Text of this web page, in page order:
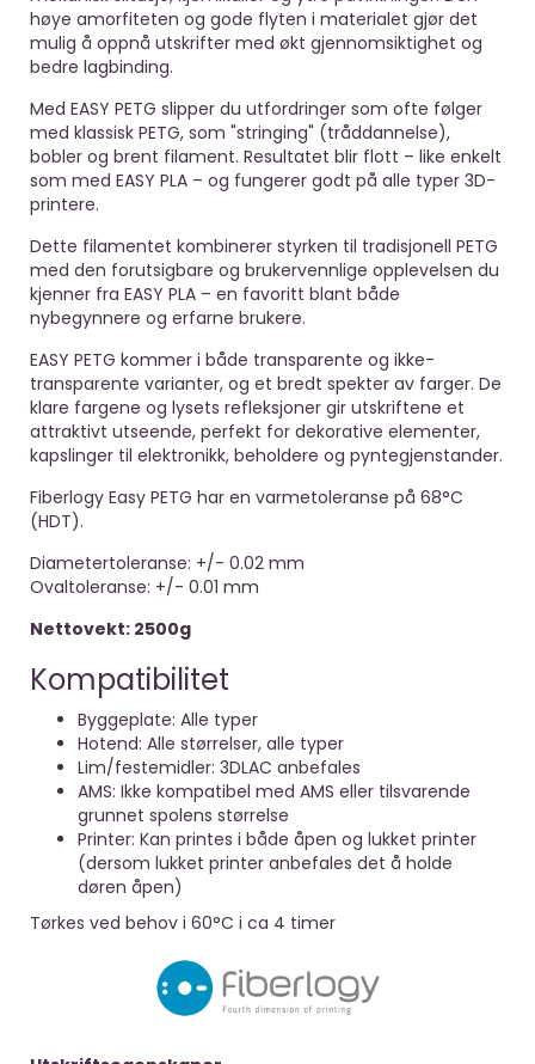
høye amorfiteten og gode flyten i materialet gjør det
mulig å oppnå utskrifter med økt gjennomsiktighet og
bedre lagbinding.
Med EASY PETG slipper du utfordringer som ofte følger
med klassisk PETG, som "stringing" (tråddannelse),
bobler og brent filament. Resultatet blir flott – like enkelt
som med EASY PLA – og fungerer godt på alle typer 3D-
printere.
Dette filamentet kombinerer styrken til tradisjonell PETG
med den forutsigbare og brukervennlige opplevelsen du
kjenner fra EASY PLA – en favoritt blant både
nybegynnere og erfarne brukere.
EASY PETG kommer i både transparente og ikke-
transparente varianter, og et bredt spekter av farger. De
klare fargene og lysets refleksjoner gir utskriftene et
attraktivt utseende, perfekt for dekorative elementer,
kapslinger til elektronikk, beholdere og pyntegjenstander.
Fiberlogy Easy PETG har en varmetoleranse på 68°C
(HDT).
Diametertoleranse: +/- 0.02 mm
Ovaltoleranse: +/- 0.01 mm
Nettovekt: 2500g
Kompatibilitet
Byggeplate: Alle typer
Hotend: Alle størrelser, alle typer
Lim/festemidler: 3DLAC anbefales
AMS: Ikke kompatibel med AMS eller tilsvarende
grunnet spolens størrelse
Printer: Kan printes i både åpen og lukket printer
(dersom lukket printer anbefales det å holde
døren åpen)
Tørkes ved behov i 60°C i ca 4 timer